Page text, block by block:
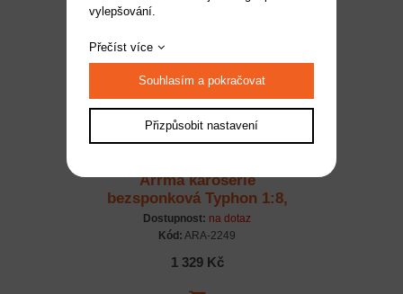
Arrma karosérie
bezsponková Typhon 1:8,
modrá
Dostupnost: na dotaz
Kód: ARA-2249
1 329 Kč
vylepšování.
Přečíst více
Souhlasím a pokračovat
Přizpůsobit nastavení